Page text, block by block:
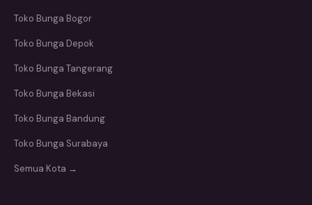
Toko Bunga Bogor
Toko Bunga Depok
Toko Bunga Tangerang
Toko Bunga Bekasi
Toko Bunga Bandung
Toko Bunga Surabaya
Semua Kota →